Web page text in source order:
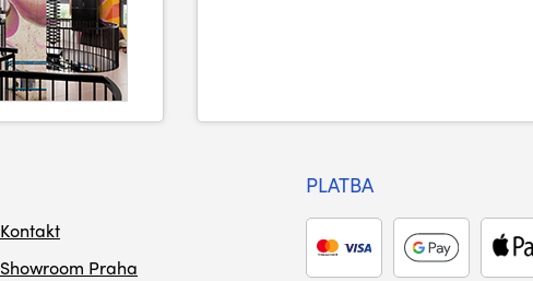
Kontakt
Showroom Praha
PLATBA